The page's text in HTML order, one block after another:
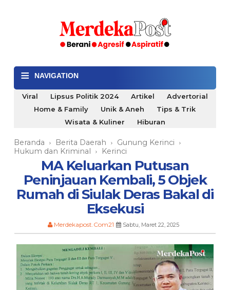
≡ NAVIGATION
Viral Lipsus Politik 2024 Artikel
Advertorial
Home & Family
Unik & Aneh
Tips & Trik
Wisata & Kuliner
Hiburan
Beranda › Berita Daerah › Gunung Kerinci ›
Hukum dan Kriminal › Kerinci
MA Keluarkan Putusan
Peninjauan Kembali, 5 Objek
Rumah di Siulak Deras Bakal di
Eksekusi
Merdekapost.Com21 Sabtu, Maret 22, 2025